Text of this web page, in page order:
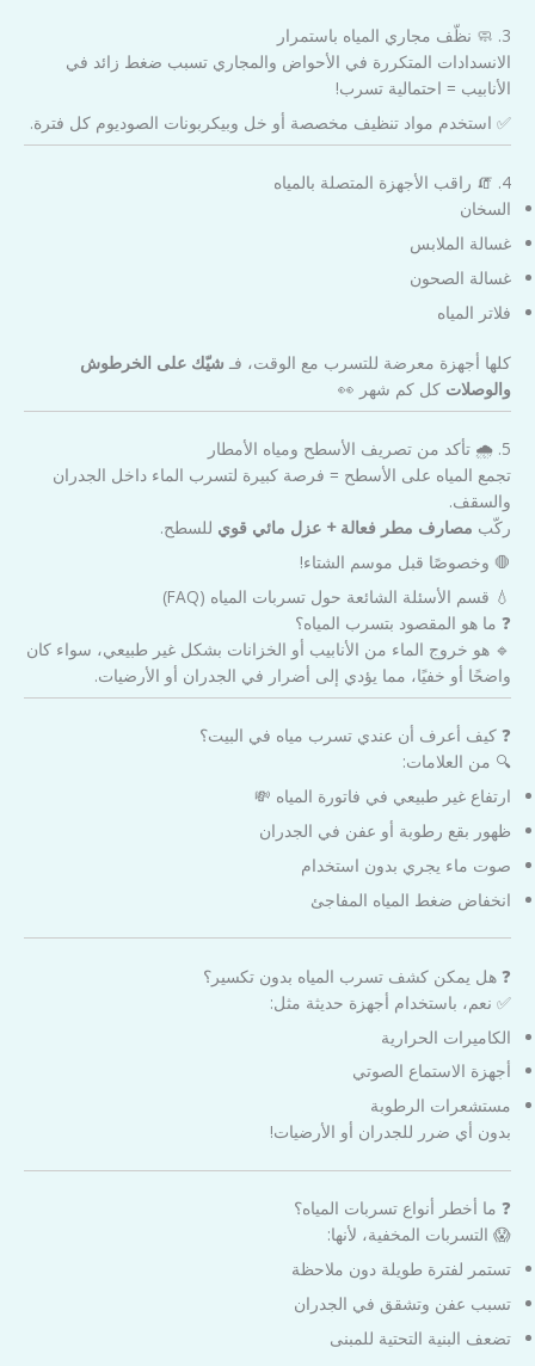
3. 🧼 نظّف مجاري المياه باستمرار
الانسدادات المتكررة في الأحواض والمجاري تسبب ضغط زائد في
الأنابيب = احتمالية تسرب!
✅ استخدم مواد تنظيف مخصصة أو خل وبيكربونات الصوديوم كل فترة.
4. 🧯 راقب الأجهزة المتصلة بالمياه
السخان
غسالة الملابس
غسالة الصحون
فلاتر المياه
كلها أجهزة معرضة للتسرب مع الوقت، فـ شيّك على الخرطوش
والوصلات كل كم شهر 👀
5. 🌧️ تأكد من تصريف الأسطح ومياه الأمطار
تجمع المياه على الأسطح = فرصة كبيرة لتسرب الماء داخل الجدران
والسقف.
ركّب مصارف مطر فعالة + عزل مائي قوي للسطح.
🛑 وخصوصًا قبل موسم الشتاء!
💧 قسم الأسئلة الشائعة حول تسربات المياه (FAQ)
❓ ما هو المقصود بتسرب المياه؟
🔹 هو خروج الماء من الأنابيب أو الخزانات بشكل غير طبيعي، سواء كان
واضحًا أو خفيًا، مما يؤدي إلى أضرار في الجدران أو الأرضيات.
❓ كيف أعرف أن عندي تسرب مياه في البيت؟
🔍 من العلامات:
ارتفاع غير طبيعي في فاتورة المياه 💸
ظهور بقع رطوبة أو عفن في الجدران
صوت ماء يجري بدون استخدام
انخفاض ضغط المياه المفاجئ
❓ هل يمكن كشف تسرب المياه بدون تكسير؟
✅ نعم، باستخدام أجهزة حديثة مثل:
الكاميرات الحرارية
أجهزة الاستماع الصوتي
مستشعرات الرطوبة
بدون أي ضرر للجدران أو الأرضيات!
❓ ما أخطر أنواع تسربات المياه؟
😱 التسربات المخفية، لأنها:
تستمر لفترة طويلة دون ملاحظة
تسبب عفن وتشقق في الجدران
تضعف البنية التحتية للمبنى